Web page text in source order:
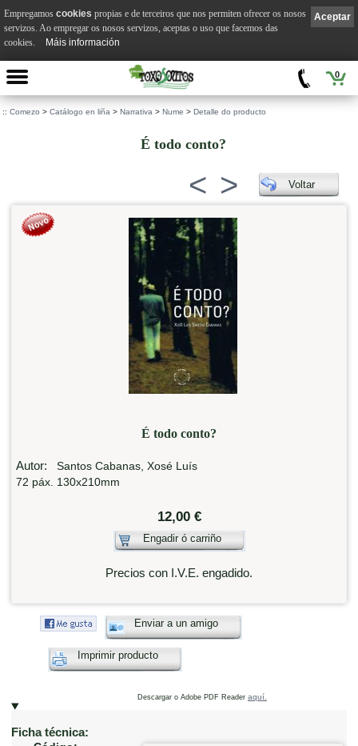
0
:: Comezo > Catálogo en liña > Narrativa > Nume > Detalle do producto
É todo conto?
< > Voltar
É todo conto?
Autor: Santos Cabanas, Xosé Luís
72 páx. 130x210mm
12,00 €
Engadir ó carriño
Precios con I.V.E. engadido.
Enviar a un amigo
Imprimir producto
Descargar o Adobe PDF Reader aquí.
Ficha técnica:
Aceptar
Empregamos cookies propias e de terceiros que nos permiten ofrecer os nosos
servizos. Ao empregar os nosos servizos, aceptas o uso que facemos das
cookies.
Máis información